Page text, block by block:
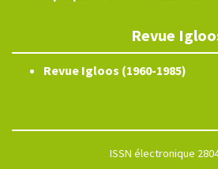
Revue
Revue Igloos (1960-1985)
ISSN électronique